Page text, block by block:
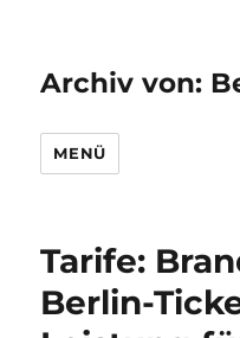
Archiv von:
MENÜ
Tarife:
Berlin-